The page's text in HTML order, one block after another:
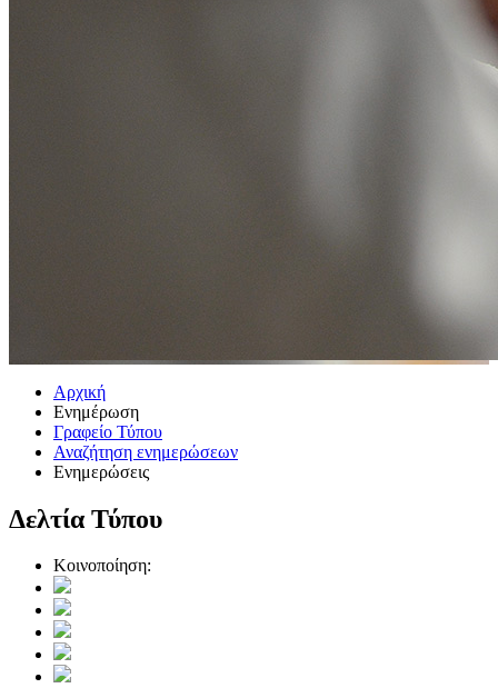
Αρχική
Ενημέρωση
Γραφείο Τύπου
Αναζήτηση ενημερώσεων
Ενημερώσεις
Δελτία Τύπου
Κοινοποίηση: